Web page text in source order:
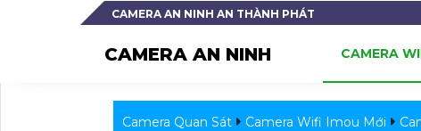
CAMERA AN NINH AN THÀNH PHÁT
CAMERA AN NINH CAMERA
Camera Quan Sát Camera Wifi Imou Mới